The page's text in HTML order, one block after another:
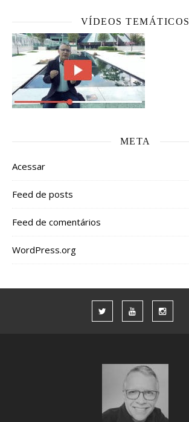
VÍDEOS TEMÁTICOS
META
Acessar
Feed de posts
Feed de comentários
WordPress.org